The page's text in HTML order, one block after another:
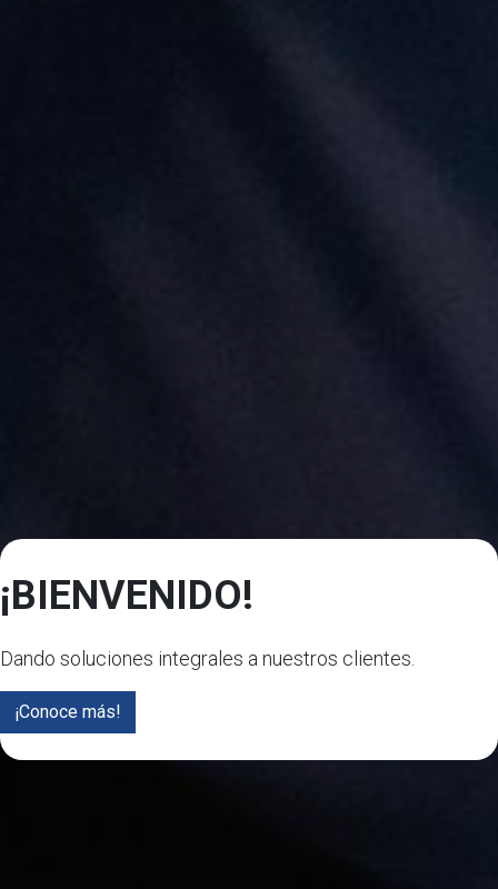
¡BIENVENIDO!
Dando soluciones integrales a nuestros clientes.
¡Conoce más!